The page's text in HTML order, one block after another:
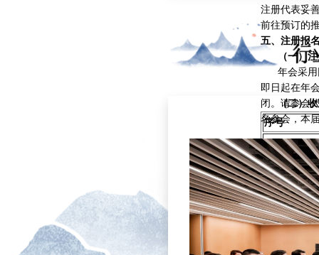
注册代表妥
前往预订的
五、注册报
（一）注
年会采用
即日起在年
闭。请参会
名参会，本
（二）收
序号
1
2
3
4
5